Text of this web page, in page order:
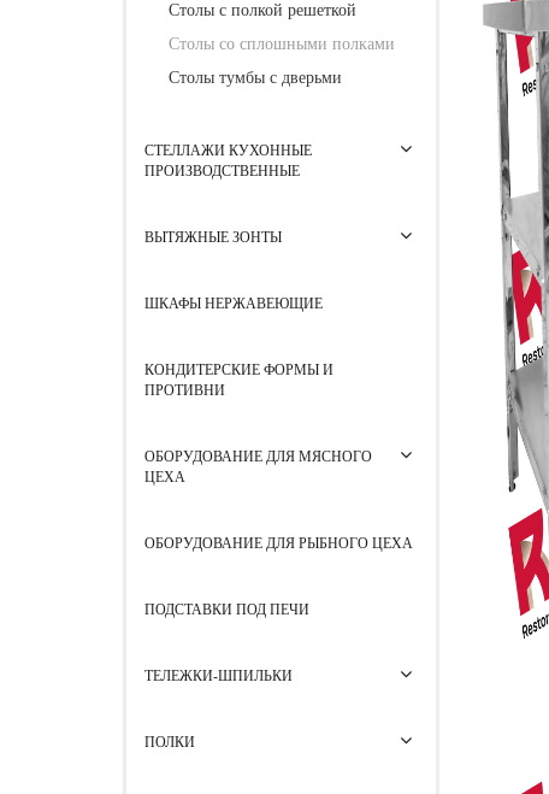
Столы с полкой решеткой
Столы со сплошными полками
Столы тумбы с дверьми
СТЕЛЛАЖИ КУХОННЫЕ
ПРОИЗВОДСТВЕННЫЕ
ВЫТЯЖНЫЕ ЗОНТЫ
ШКАФЫ НЕРЖАВЕЮЩИЕ
КОНДИТЕРСКИЕ ФОРМЫ И
ПРОТИВНИ
ОБОРУДОВАНИЕ ДЛЯ МЯСНОГО
ЦЕХА
ОБОРУДОВАНИЕ ДЛЯ РЫБНОГО ЦЕХА
ПОДСТАВКИ ПОД ПЕЧИ
ТЕЛЕЖКИ-ШПИЛЬКИ
ПОЛКИ